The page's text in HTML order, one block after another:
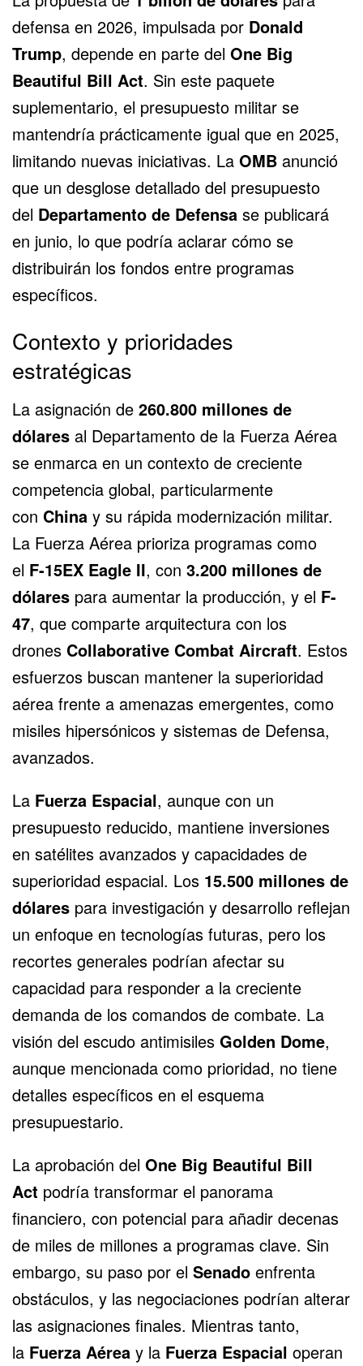
defensa en 2026, impulsada por Donald
Trump, depende en parte del One Big
Beautiful Bill Act. Sin este paquete
suplementario, el presupuesto militar se
mantendría prácticamente igual que en 2025,
limitando nuevas iniciativas. La OMB anunció
que un desglose detallado del presupuesto
del Departamento de Defensa se publicará
en junio, lo que podría aclarar cómo se
distribuirán los fondos entre programas
específicos.
Contexto y prioridades
estratégicas
La asignación de 260.800 millones de
dólares al Departamento de la Fuerza Aérea
se enmarca en un contexto de creciente
competencia global, particularmente
con China y su rápida modernización militar.
La Fuerza Aérea prioriza programas como
el F-15EX Eagle II, con 3.200 millones de
dólares para aumentar la producción, y el F-
47, que comparte arquitectura con los
drones Collaborative Combat Aircraft. Estos
esfuerzos buscan mantener la superioridad
aérea frente a amenazas emergentes, como
misiles hipersónicos y sistemas de Defensa,
avanzados.
La Fuerza Espacial, aunque con un
presupuesto reducido, mantiene inversiones
en satélites avanzados y capacidades de
superioridad espacial. Los 15.500 millones de
dólares para investigación y desarrollo reflejan
un enfoque en tecnologías futuras, pero los
recortes generales podrían afectar su
capacidad para responder a la creciente
demanda de los comandos de combate. La
visión del escudo antimisiles Golden Dome,
aunque mencionada como prioridad, no tiene
detalles específicos en el esquema
presupuestario.
La aprobación del One Big Beautiful Bill
Act podría transformar el panorama
financiero, con potencial para añadir decenas
de miles de millones a programas clave. Sin
embargo, su paso por el Senado enfrenta
obstáculos, y las negociaciones podrían alterar
las asignaciones finales. Mientras tanto,
la Fuerza Aérea y la Fuerza Espacial operan